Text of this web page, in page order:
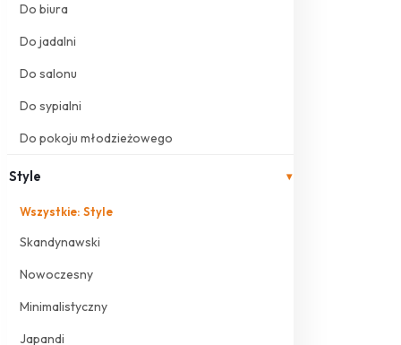
Do biura
Do jadalni
Do salonu
Do sypialni
Do pokoju młodzieżowego
Style ▾
Wszystkie: Style
Skandynawski
Nowoczesny
Minimalistyczny
Japandi